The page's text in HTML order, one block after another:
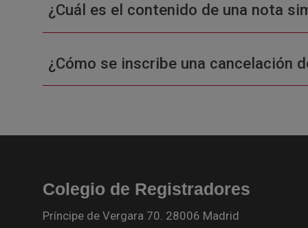
¿Cuál es el contenido de una nota
¿Cómo se inscribe una cancelación
Colegio de Registradores
Príncipe de Vergara 70. 28006 Madrid